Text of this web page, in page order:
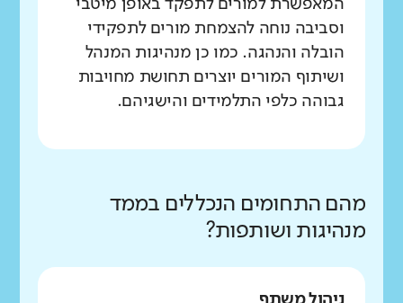
המאפשרת למורים לתפקד באופן מיטבי
וסביבה נוחה להצמחת מורים לתפקידי
הובלה והנהגה. כמו כן מנהיגות המנהל
ושיתוף המורים יוצרים תחושת מחויבות
גבוהה כלפי התלמידים והישגיהם.
מהם התחומים הנכללים בממד
מנהיגות ושותפות?